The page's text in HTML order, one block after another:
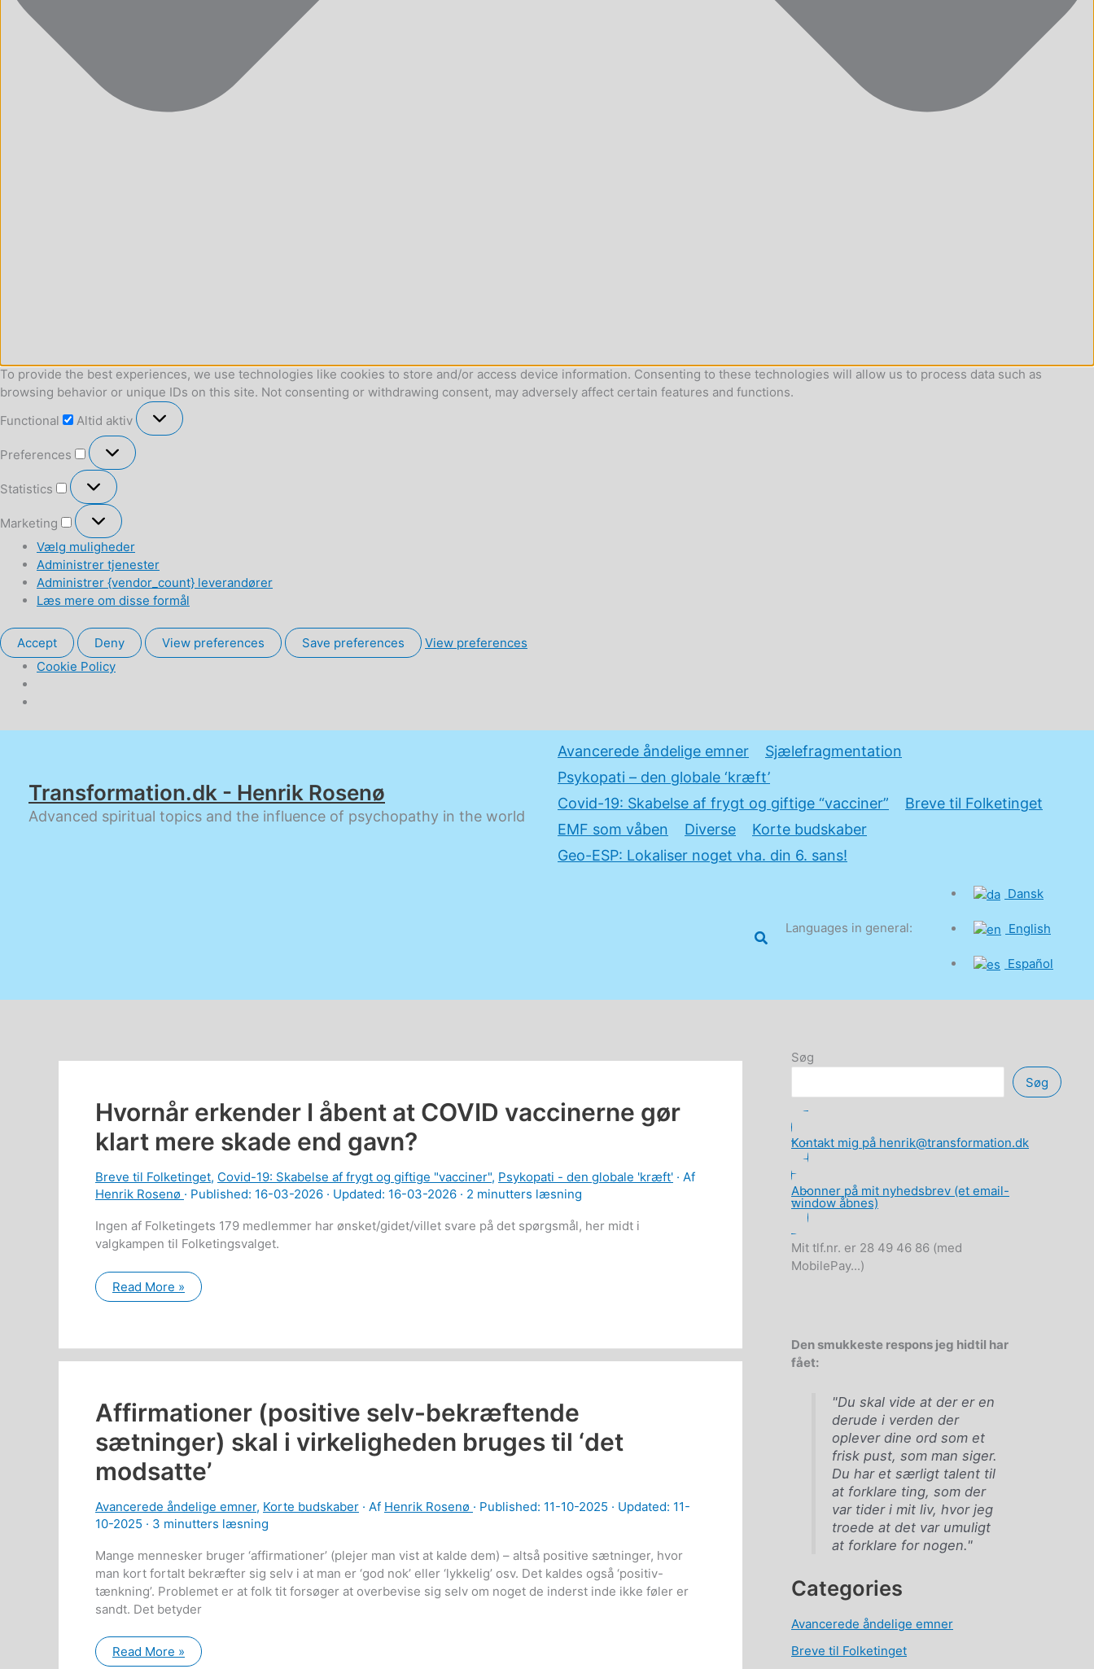
To provide the best experiences, we use technologies like cookies to store and/or access device information. Consenting to these technologies will allow us to process data such as
browsing behavior or unique IDs on this site. Not consenting or withdrawing consent, may adversely affect certain features and functions.
Functional
Altid aktiv
Preferences
Preferences
Statistics
Statistics
Marketing
Marketing
Vælg muligheder
Administrer tjenester
Administrer {vendor_count} leverandører
Læs mere om disse formål
Accept Deny View preferences Save preferences
View preferences
Cookie Policy
Transformation.dk - Henrik Rosenø
Advanced spiritual topics and the influence of psychopathy in the world
Avancerede åndelige emner
Sjælefragmentation
Psykopati – den globale ‘kræft’
Covid-19: Skabelse af frygt og giftige “vacciner”
Breve til Folketinget
EMF som våben
Diverse
Korte budskaber
Geo-ESP: Lokaliser noget vha. din 6. sans!
Søg Languages in general:
Dansk
English
Español
Hvornår erkender I åbent at COVID vaccinerne gør
klart mere skade end gavn?
Breve til Folketinget, Covid-19: Skabelse af frygt og giftige "vacciner", Psykopati - den globale 'kræft' · Af
Henrik Rosenø · Published: 16-03-2026 · Updated: 16-03-2026 · 2 minutters læsning
Ingen af Folketingets 179 medlemmer har ønsket/gidet/villet svare på det spørgsmål, her midt i
valgkampen til Folketingsvalget.
Hvornår
erkender
COVID
vaccinerne
skade
end
gavn?
Read More »
Affirmationer (positive selv-bekræftende
sætninger) skal i virkeligheden bruges til ‘det
modsatte’
Avancerede åndelige emner, Korte budskaber · Af Henrik Rosenø · Published: 11-10-2025 · Updated: 11-
10-2025 · 3 minutters læsning
Mange mennesker bruger ‘affirmationer’ (plejer man vist at kalde dem) – altså positive sætninger, hvor
man kort fortalt bekræfter sig selv i at man er ‘god nok’ eller ‘lykkelig’ osv. Det kaldes også ‘positiv-
tænkning’. Problemet er at folk tit forsøger at overbevise sig selv om noget de inderst inde ikke føler er
sandt. Det betyder
Affirmationer
(positive
Read More »
Søg
Søg
Kontakt mig på henrik@transformation.dk
Abonner på mit nyhedsbrev (et email-
window åbnes)
Mit tlf.nr. er 28 49 46 86 (med
MobilePay...)
Den smukkeste respons jeg hidtil har
fået:
"Du skal vide at der er en
derude i verden der
oplever dine ord som et
frisk pust, som man siger.
Du har et særligt talent til
at forklare ting, som der
var tider i mit liv, hvor jeg
troede at det var umuligt
at forklare for nogen."
Categories
Avancerede åndelige emner
Breve til Folketinget